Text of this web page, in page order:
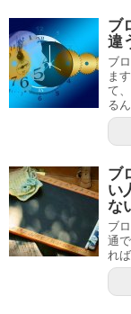
ブ
違
ブ
ま
て
る
ブ
い
な
ブ
通
れ